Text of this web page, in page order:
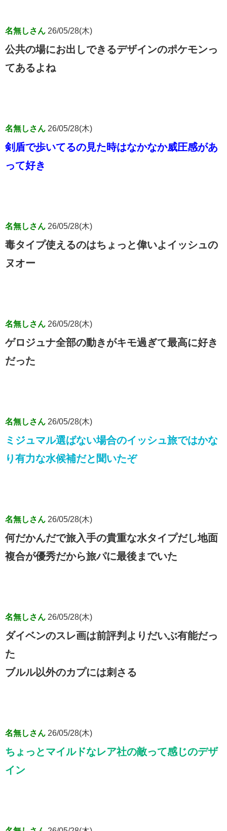
名無しさん 26/05/28(木)
公共の場にお出しできるデザインのポケモンっ
てあるよね
名無しさん 26/05/28(木)
剣盾で歩いてるの見た時はなかなか威圧感があ
って好き
名無しさん 26/05/28(木)
毒タイプ使えるのはちょっと偉いよイッシュの
ヌオー
名無しさん 26/05/28(木)
ゲロジュナ全部の動きがキモ過ぎて最高に好き
だった
名無しさん 26/05/28(木)
ミジュマル選ばない場合のイッシュ旅ではかな
り有力な水候補だと聞いたぞ
名無しさん 26/05/28(木)
何だかんだで旅入手の貴重な水タイプだし地面
複合が優秀だから旅パに最後までいた
名無しさん 26/05/28(木)
ダイベンのスレ画は前評判よりだいぶ有能だっ
た
ブルル以外のカプには刺さる
名無しさん 26/05/28(木)
ちょっとマイルドなレア社の敵って感じのデザ
イン